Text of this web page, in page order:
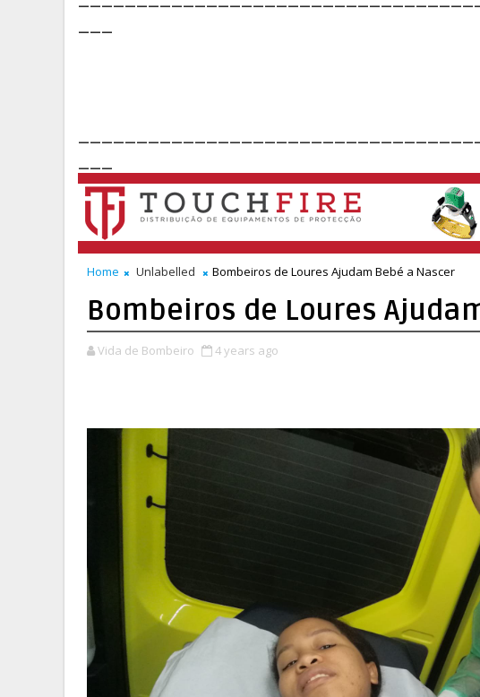
Home Unlabelled Bombeiros de Loures Ajudam Bebé a Nascer
Bombeiros de Loures
Vida de Bombeiro 4 years ago